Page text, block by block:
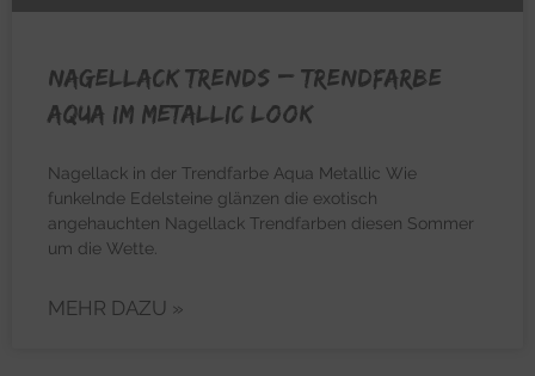
NAGELLACK TRENDS – Trendfarbe
Aqua im Metallic Look
Nagellack in der Trendfarbe Aqua Metallic Wie
funkelnde Edelsteine glänzen die exotisch
angehauchten Nagellack Trendfarben diesen Sommer
um die Wette.
MEHR DAZU »